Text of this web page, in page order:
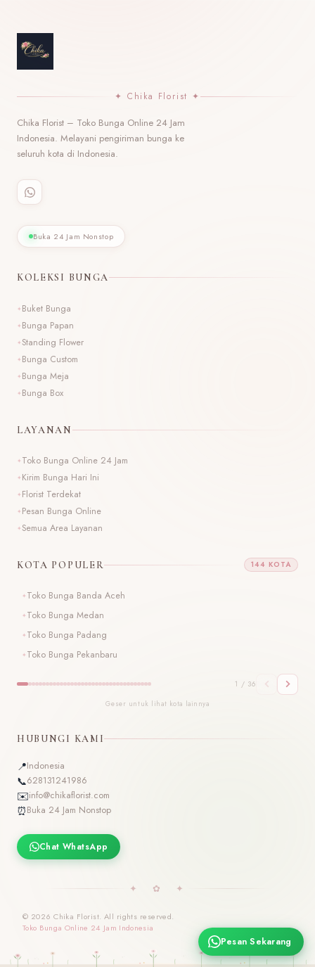
✦ Chika Florist ✦
Chika Florist – Toko Bunga Online 24 Jam
Indonesia. Melayani pengiriman bunga ke
seluruh kota di Indonesia.
Buka 24 Jam Nonstop
KOLEKSI BUNGA
Buket Bunga
Bunga Papan
Standing Flower
Bunga Custom
Bunga Meja
Bunga Box
LAYANAN
Toko Bunga Online 24 Jam
Kirim Bunga Hari Ini
Florist Terdekat
Pesan Bunga Online
Semua Area Layanan
KOTA POPULER 144 KOTA
Toko Bunga Banda Aceh
Toko Bunga Medan
Toko Bunga Padang
Toko Bunga Pekanbaru
1 / 36
Geser untuk lihat kota lainnya
HUBUNGI KAMI
📍Indonesia
📞628131241986
✉️info@chikaflorist.com
⏰Buka 24 Jam Nonstop
Chat WhatsApp
✦ ✿ ✦
© 2026 Chika Florist. All rights reserved.
Toko Bunga Online 24 Jam Indonesia
Pesan Sekarang